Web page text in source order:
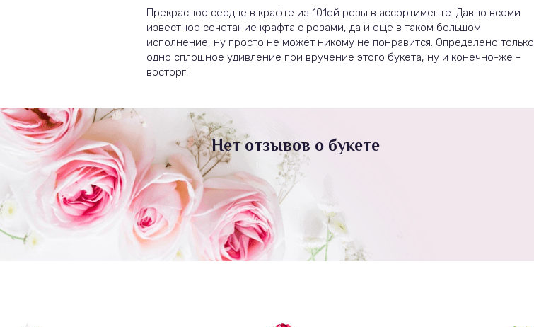
Прекрасное сердце в крафте из 101ой розы в ассортименте. Давно всеми
известное сочетание крафта с розами, да и еще в таком большом
исполнение, ну просто не может никому не понравится. Определено только
одно сплошное удивление при вручение этого букета, ну и конечно-же -
восторг!
Нет отзывов о букете